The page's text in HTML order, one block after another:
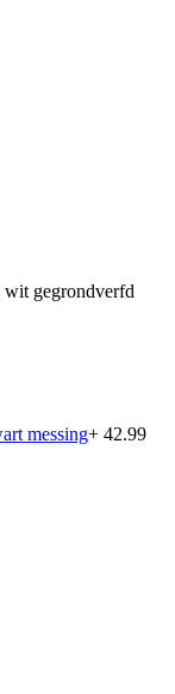
wit gegrondverfd
messing+ 42.99